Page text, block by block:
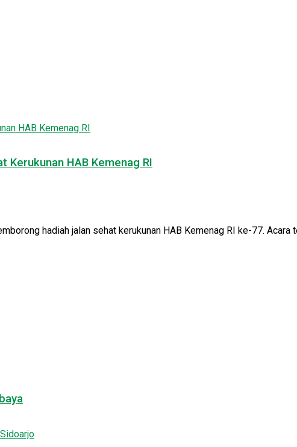
Kerukunan HAB Kemenag RI
hadiah jalan sehat kerukunan HAB Kemenag RI ke-77. Acara